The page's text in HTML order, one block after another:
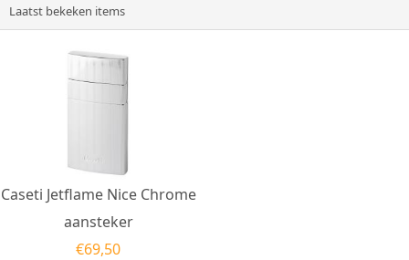
Laatst bekeken items
Caseti Jetflame Nice Chrome
aansteker
€69,50